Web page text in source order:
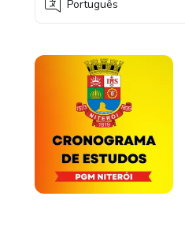
Português